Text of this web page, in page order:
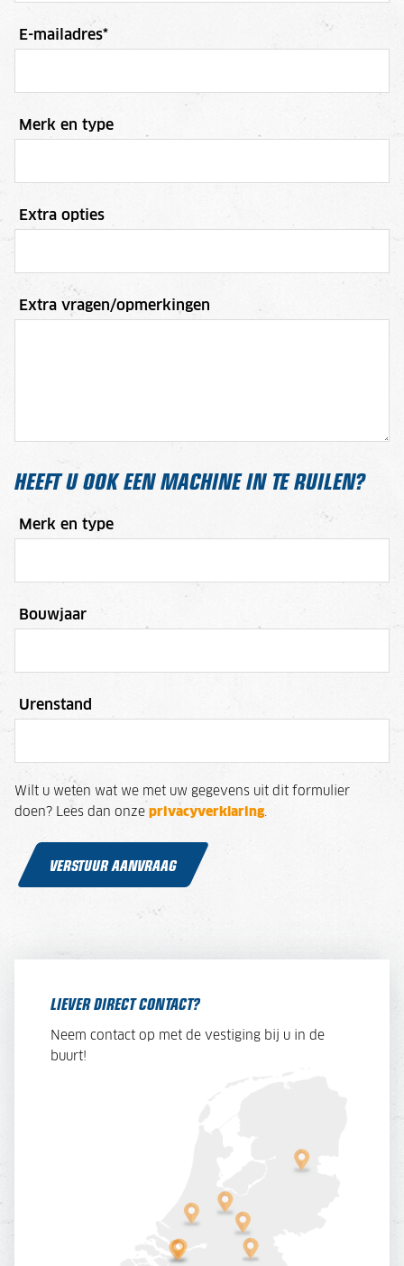
E-mailadres*
Merk en type
Extra opties
Extra vragen/opmerkingen
HEEFT U OOK EEN MACHINE IN TE RUILEN?
Merk en type
Bouwjaar
Urenstand
Wilt u weten wat we met uw gegevens uit dit formulier
doen? Lees dan onze privacyverklaring.
VERSTUUR AANVRAAG
LIEVER DIRECT CONTACT?
Neem contact op met de vestiging bij u in de
buurt!